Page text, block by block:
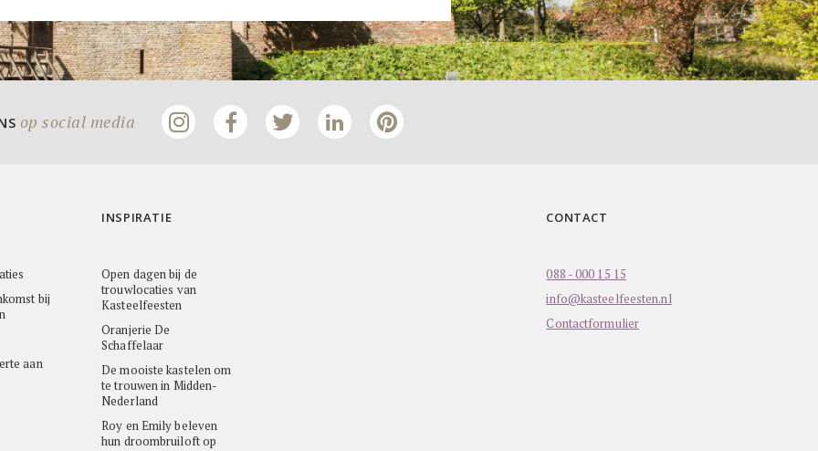
op social media
bij
aan
INSPIRATIE
Open dagen bij de
trouwlocaties van
Kasteelfeesten
Oranjerie De
Schaffelaar
De mooiste kastelen om
te trouwen in Midden-
Nederland
Roy en Emily beleven
hun droombruiloft op
CONTACT
088 - 000 15 15
info@kasteelfeesten.nl
Contactformulier